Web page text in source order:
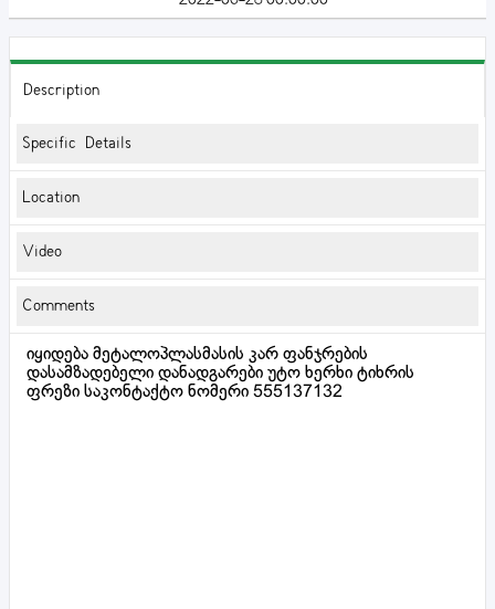
Description
Specific Details
Location
Video
Comments
იყიდება მეტალოპლასმასის კარ ფანჯრების
დასამზადებელი დანადგარები უტო ხერხი ტიხრის
ფრეზი საკონტაქტო ნომერი 555137132